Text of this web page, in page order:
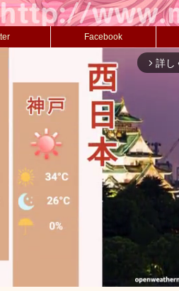
Facebook
arrow_forward_ios 詳し